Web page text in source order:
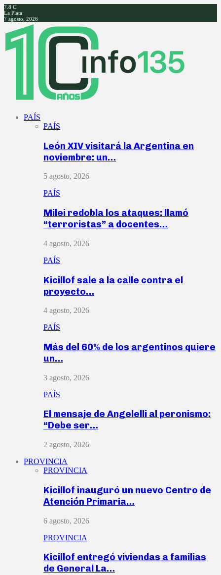
7.8 C
La Plata
7 agosto, 2026
Facebook
Twitter
Instagram
Youtube
PAÍS
PAÍS
León XIV visitará la Argentina en
noviembre: un…
5 agosto, 2026
PAÍS
Milei redobla los ataques: llamó
“terroristas” a docentes…
4 agosto, 2026
PAÍS
Kicillof sale a la calle contra el
proyecto…
4 agosto, 2026
PAÍS
Más del 60% de los argentinos quiere
un…
3 agosto, 2026
PAÍS
El mensaje de Angelelli al peronismo:
“Debe ser…
2 agosto, 2026
PROVINCIA
PROVINCIA
Kicillof inauguró un nuevo Centro de
Atención Primaria…
6 agosto, 2026
PROVINCIA
Kicillof entregó viviendas a familias
de General La…